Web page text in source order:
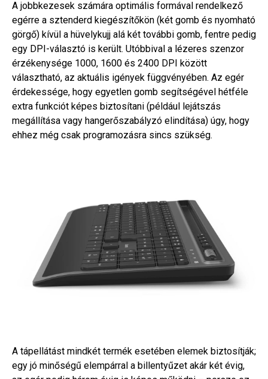
A jobbkezesek számára optimális formával rendelkező
egérre a sztenderd kiegészítőkön (két gomb és nyomható
görgő) kívül a hüvelykujj alá két további gomb, fentre pedig
egy DPI-választó is került. Utóbbival a lézeres szenzor
érzékenysége 1000, 1600 és 2400 DPI között
választható, az aktuális igények függvényében. Az egér
érdekessége, hogy egyetlen gomb segítségével hétféle
extra funkciót képes biztosítani (például lejátszás
megállítása vagy hangerőszabályzó elindítása) úgy, hogy
ehhez még csak programozásra sincs szükség.
A tápellátást mindkét termék esetében elemek biztosítják;
egy jó minőségű elempárral a billentyűzet akár két évig,